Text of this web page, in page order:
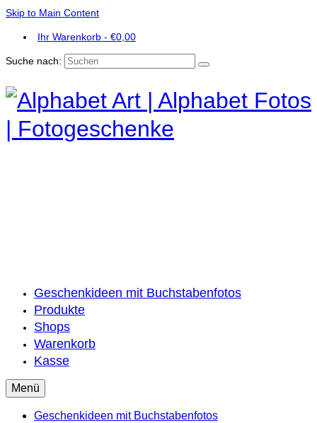
Skip to Main Content
Ihr Warenkorb - €0,00
Suche nach:
Geschenkideen mit Buchstabenfotos
Produkte
Shops
Warenkorb
Kasse
Menü
Geschenkideen mit Buchstabenfotos